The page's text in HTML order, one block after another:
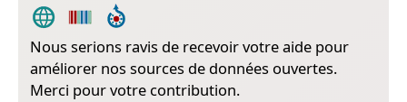
Nous serions ravis de recevoir votre aide pour
améliorer nos sources de données ouvertes.
Merci pour votre contribution.